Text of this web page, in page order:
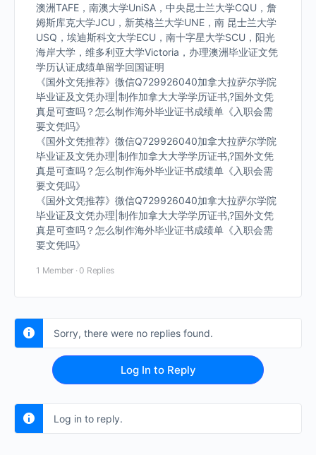
澳洲TAFE，南澳大学UniSA，中央昆士兰大学CQU，詹
姆斯库克大学JCU，新英格兰大学UNE，南 昆士兰大学
USQ，埃迪斯科文大学ECU，南十字星大学SCU，阳光
海岸大学，维多利亚大学Victoria，办理澳洲毕业证文凭
学历认证成绩单留学回国证明
《国外文凭推荐》微信Q729926040加拿大拉萨尔学院
毕业证及文凭办理|制作加拿大大学学历证书,?国外文凭
真是可查吗？怎么制作海外毕业证书成绩单《入职会需
要文凭吗》
《国外文凭推荐》微信Q729926040加拿大拉萨尔学院
毕业证及文凭办理|制作加拿大大学学历证书,?国外文凭
真是可查吗？怎么制作海外毕业证书成绩单《入职会需
要文凭吗》
《国外文凭推荐》微信Q729926040加拿大拉萨尔学院
毕业证及文凭办理|制作加拿大大学学历证书,?国外文凭
真是可查吗？怎么制作海外毕业证书成绩单《入职会需
要文凭吗》
1 Member · 0 Replies
Sorry, there were no replies found.
Log In to Reply
Log in to reply.